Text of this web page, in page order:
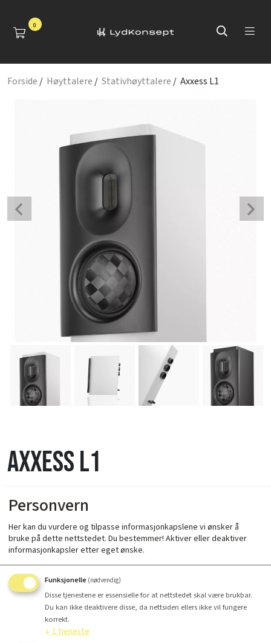
0
Forside / Høyttalere / Stativhøyttalere / Axxess L1
Axxess L1
Farge
Personvern
Her kan du vurdere og tilpasse informasjonkapslene vi ønsker å
bruke på dette nettstedet. Du bestemmer! Aktiver eller deaktiver
informasjonkapsler etter eget ønske.
Funksjonelle (nødvendig)
Disse tjenestene er essensielle for at nettstedet skal være brukbar.
Du kan ikke deaktivere disse, da nettsiden ellers ikke vil fungere
korrekt.
↓ 1 tjeneste